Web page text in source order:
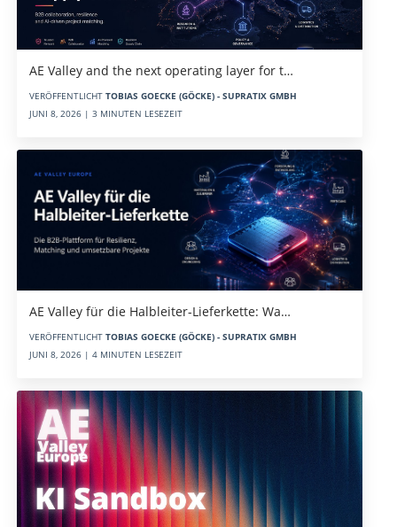
AE Valley and the next operating layer for t…
VERÖFFENTLICHT TOBIAS GOECKE (GÖCKE) - SUPRATIX GMBH
JUNI 8, 2026 | 3 MINUTEN LESEZEIT
AE Valley für die Halbleiter-Lieferkette: Wa…
VERÖFFENTLICHT TOBIAS GOECKE (GÖCKE) - SUPRATIX GMBH
JUNI 8, 2026 | 4 MINUTEN LESEZEIT